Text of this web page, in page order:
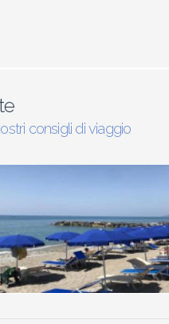
consigli di viaggio